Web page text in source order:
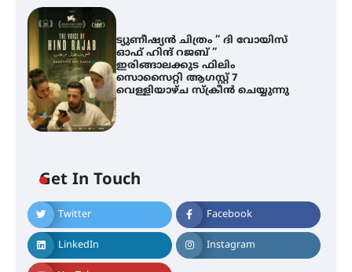
ട്യുണീഷ്യൻ ചിത്രം ” ദി വോയിസ്
ഓഫ് ഹിന്ദ് റജബ് ”
ഇരിങ്ങാലക്കുട ഫിലിം
സൊസൈറ്റി ആഗസ്റ്റ് 7
വെള്ളിയാഴ്ച സ്‌ക്രീൻ ചെയ്യുന്നു
Get In Touch
Twitter Facebook
LinkedIn Instagram
അവധി
എം.ജി. യൂണിവേഴ്‌സിറ്റിയിൽ നിന്ന്
ഇംഗ്ളീഷ് സാഹിത്യത്തിൽ
ഡോക്ടറേറ്റ് നേടിയ എൻ. ആര്യ